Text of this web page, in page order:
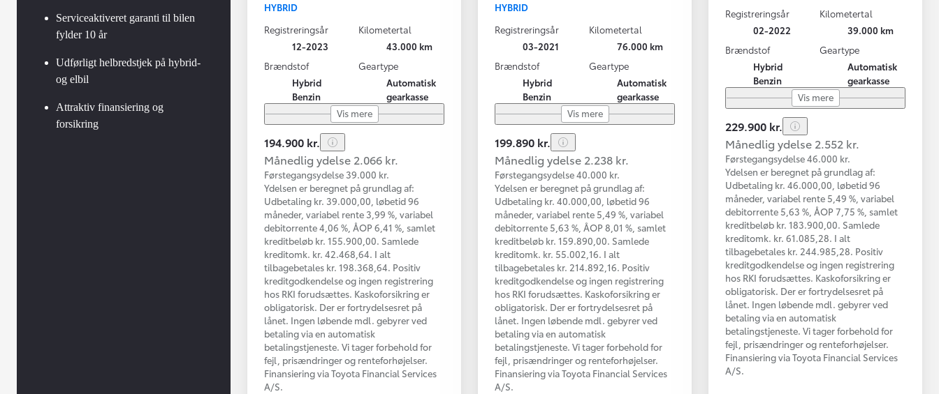
Serviceaktiveret garanti til bilen
fylder 10 år
Udførligt helbredstjek på hybrid-
og elbil
Attraktiv finansiering og
forsikring
HYBRID
Registreringsår
12-2023
Kilometertal
43.000 km
Brændstof
Hybrid
Benzin
Geartype
Automatisk
gearkasse
Vis mere
194.900 kr.
Månedlig ydelse 2.066 kr.
Førstegangsydelse 39.000 kr.
Ydelsen er beregnet på grundlag af:
Udbetaling kr. 39.000,00, løbetid 96
måneder, variabel rente 3,99 %, variabel
debitorrente 4,06 %, ÅOP 6,41 %, samlet
kreditbeløb kr. 155.900,00. Samlede
kreditomk. kr. 42.468,64. I alt
tilbagebetales kr. 198.368,64. Positiv
kreditgodkendelse og ingen registrering
hos RKI forudsættes. Kaskoforsikring er
obligatorisk. Der er fortrydelsesret på
lånet. Ingen løbende mdl. gebyrer ved
betaling via en automatisk
betalingstjeneste. Vi tager forbehold for
fejl, prisændringer og renteforhøjelser.
Finansiering via Toyota Financial Services
A/S.
HYBRID
Registreringsår
03-2021
Kilometertal
76.000 km
Brændstof
Hybrid
Benzin
Geartype
Automatisk
gearkasse
Vis mere
199.890 kr.
Månedlig ydelse 2.238 kr.
Førstegangsydelse 40.000 kr.
Ydelsen er beregnet på grundlag af:
Udbetaling kr. 40.000,00, løbetid 96
måneder, variabel rente 5,49 %, variabel
debitorrente 5,63 %, ÅOP 8,01 %, samlet
kreditbeløb kr. 159.890,00. Samlede
kreditomk. kr. 55.002,16. I alt
tilbagebetales kr. 214.892,16. Positiv
kreditgodkendelse og ingen registrering
hos RKI forudsættes. Kaskoforsikring er
obligatorisk. Der er fortrydelsesret på
lånet. Ingen løbende mdl. gebyrer ved
betaling via en automatisk
betalingstjeneste. Vi tager forbehold for
fejl, prisændringer og renteforhøjelser.
Finansiering via Toyota Financial Services
A/S.
Registreringsår
02-2022
Kilometertal
39.000 km
Brændstof
Hybrid
Benzin
Geartype
Automatisk
gearkasse
Vis mere
229.900 kr.
Månedlig ydelse 2.552 kr.
Førstegangsydelse 46.000 kr.
Ydelsen er beregnet på grundlag af:
Udbetaling kr. 46.000,00, løbetid 96
måneder, variabel rente 5,49 %, variabel
debitorrente 5,63 %, ÅOP 7,75 %, samlet
kreditbeløb kr. 183.900,00. Samlede
kreditomk. kr. 61.085,28. I alt
tilbagebetales kr. 244.985,28. Positiv
kreditgodkendelse og ingen registrering
hos RKI forudsættes. Kaskoforsikring er
obligatorisk. Der er fortrydelsesret på
lånet. Ingen løbende mdl. gebyrer ved
betaling via en automatisk
betalingstjeneste. Vi tager forbehold for
fejl, prisændringer og renteforhøjelser.
Finansiering via Toyota Financial Services
A/S.